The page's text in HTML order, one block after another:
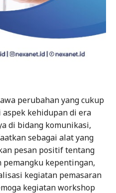
perubahan yang cukup
kehidupan di era
di bidang komunikasi,
sebagai alat yang
pesan positif tentang
pemangku kepentingan,
kegiatan pemasaran
kegiatan workshop